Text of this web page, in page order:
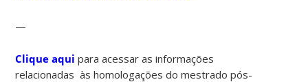
—
Clique aqui para acessar as informações
relacionadas às homologações do mestrado pós-